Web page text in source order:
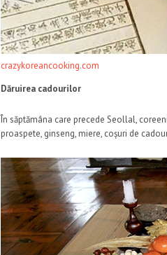
crazykoreancooking.com
Dăruirea cadourilor
În săptămâna care precede Seollal,
proaspete, ginseng, miere, coșuri de